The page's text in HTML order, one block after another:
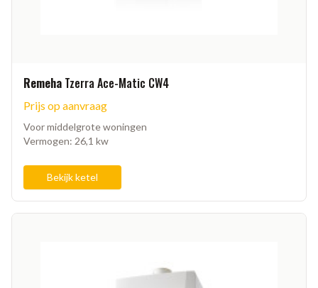
Remeha Tzerra Ace-Matic CW4
Prijs op aanvraag
Voor middelgrote woningen
Vermogen: 26,1 kw
Bekijk ketel